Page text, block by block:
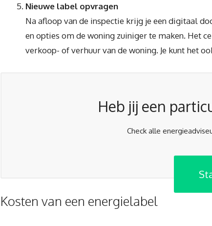
Nieuwe label opvragen
Na afloop van de inspectie krijg je een digitaal
en opties om de woning zuiniger te maken. Het
verkoop- of verhuur van de woning. Je kunt het
Heb jij een
Check alle
Kosten van een energielabel